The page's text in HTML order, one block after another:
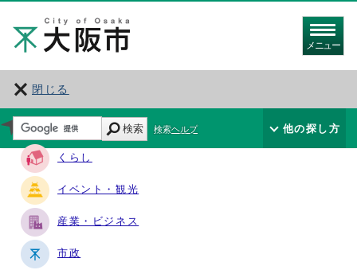
メニュー
閉じる
サイト・ナビ
くらし
イベント・観光
産業・ビジネス
市政
検索 検索ヘルプ 他の探し方